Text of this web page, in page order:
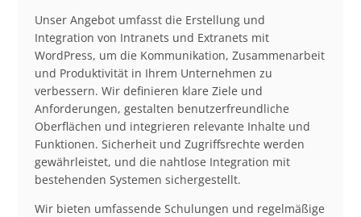
Beschreibung
Unser Angebot umfasst die Erstellung und
Integration von Intranets und Extranets mit
WordPress, um die Kommunikation, Zusammenarbeit
und Produktivität in Ihrem Unternehmen zu
verbessern. Wir definieren klare Ziele und
Anforderungen, gestalten benutzerfreundliche
Oberflächen und integrieren relevante Inhalte und
Funktionen. Sicherheit und Zugriffsrechte werden
gewährleistet, und die nahtlose Integration mit
bestehenden Systemen sichergestellt.
Wir bieten umfassende Schulungen und regelmäßige